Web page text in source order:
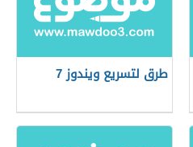
طرق لتسريع ويندوز 7